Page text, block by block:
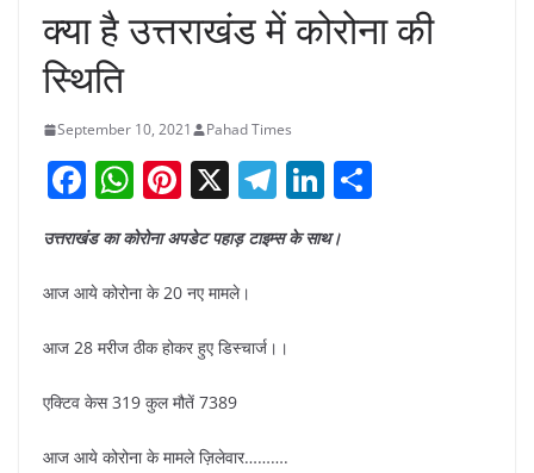
क्या है उत्तराखंड में कोरोना की
स्थिति
September 10, 2021 Pahad Times
F
a
c
e
b
o
o
k
W
h
at
s
A
p
p
Pi
nt
er
e
st
X T
el
e
a
m
Li
k
उत्तराखंड का कोरोना अपडेट पहाड़ टाइम्स के साथ।
आज आये कोरोना के 20 नए मामले।
आज 28 मरीज ठीक होकर हुए डिस्चार्ज।।
एक्टिव केस 319 कुल मौतें 7389
आज आये कोरोना के मामले ज़िलेवार……….